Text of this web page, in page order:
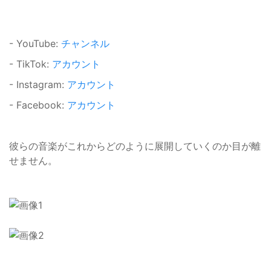
- YouTube: チャンネル
- TikTok: アカウント
- Instagram: アカウント
- Facebook: アカウント
彼らの音楽がこれからどのように展開していくのか目が離
せません。